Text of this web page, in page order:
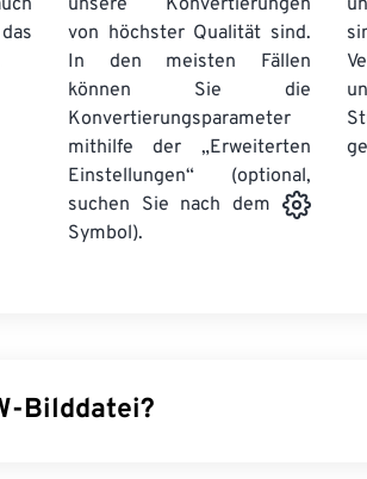
unsere Konvertierungen
von höchster Qualität sind.
In den meisten Fällen
können Sie die
Konvertierungsparameter
mithilfe der „Erweiterten
Einstellungen“ (optional,
suchen Sie nach dem
Symbol).
Bilddatei?